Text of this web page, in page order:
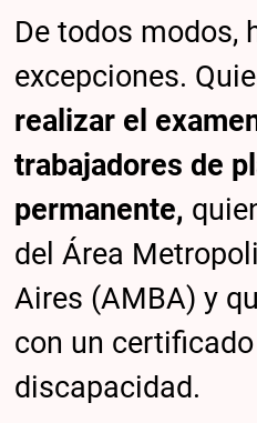
De todos modos,
excepciones.
realizar el
trabajadores de
permanente,
del Área
Aires (AMBA) y
con un
discapacidad.